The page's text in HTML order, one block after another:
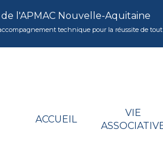
l'APMAC Nouvelle-Aquitaine
technique pour la réussite de
ACCUEIL
VIE